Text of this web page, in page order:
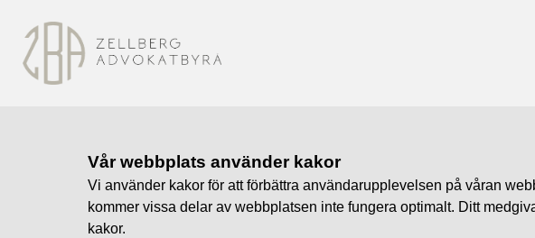
Vår webbplats använder kakor
Vi använder kakor för att förbättra användarupplevelsen på våran
kommer vissa delar av webbplatsen inte fungera optimalt. Ditt
kakor.